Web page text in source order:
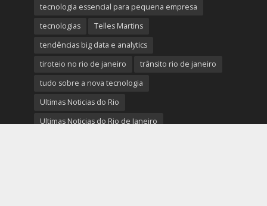
tecnologia essencial para pequena empresa
tecnologias
Telles Martins
tendências big data e analytics
tiroteio no rio de janeiro
trânsito rio de janeiro
tudo sobre a nova tecnologia
Ultimas Noticias do Rio
Ultimas Noticias do Rio de Janeiro